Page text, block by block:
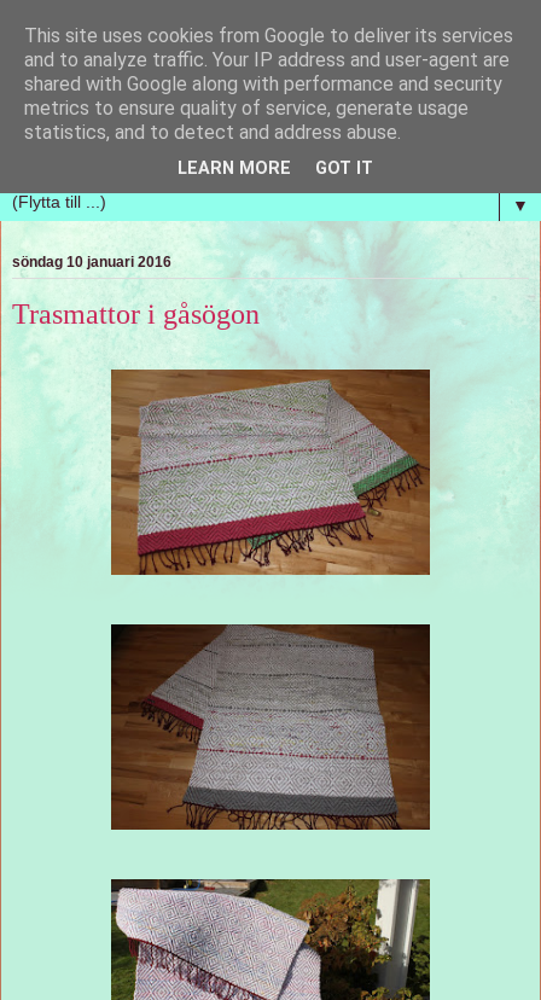
Handvävda tankar
En blogg om handvävning och hur nya vävar ständigt
kommer upp i tankarna. Vi vill bara ha mer tid!
▼
söndag 10 januari 2016
Trasmattor i gåsögon
This site uses cookies from Google to deliver its services
and to analyze traffic. Your IP address and user-agent are
shared with Google along with performance and security
metrics to ensure quality of service, generate usage
statistics, and to detect and address abuse.
LEARN MORE GOT IT